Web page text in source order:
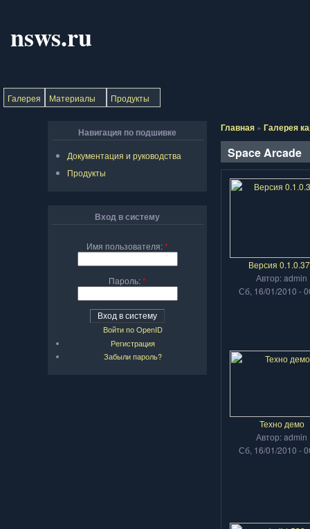
nsws.ru
Галерея Материалы Продукты
Навигация по подшивке
Документация и руководства
Продукты
Вход в систему
Имя пользователя:*
Пароль:*
Войти по OpenID
Регистрация
Забыли пароль?
Главная » Галерея
Space Arcade
Версия
Автор: admin
Сб, 16/01/2010 -
Техно демо
Автор: admin
Сб, 16/01/2010 -